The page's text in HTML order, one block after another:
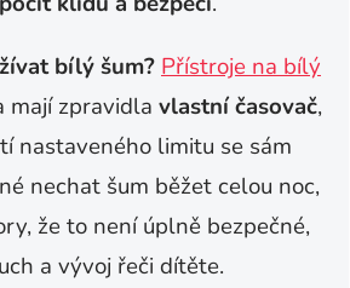
bílý šum? Přístroje na bílý
mají zpravidla vlastní časovač,
nastaveného limitu se sám
nechat šum běžet celou noc,
že to není úplně bezpečné,
a vývoj řeči dítěte.